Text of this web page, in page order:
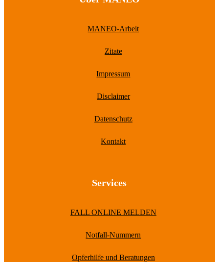
MANEO-Arbeit
Zitate
Impressum
Disclaimer
Datenschutz
Kontakt
Services
FALL ONLINE MELDEN
Notfall-Nummern
Opferhilfe und Beratungen